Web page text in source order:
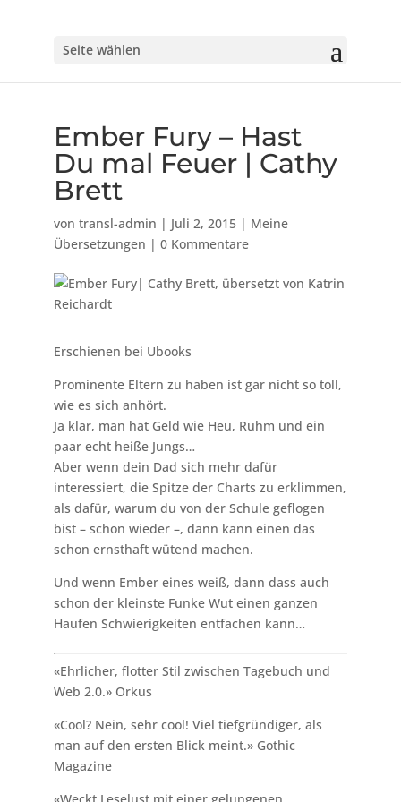
Seite wählen
Ember Fury – Hast
Du mal Feuer | Cathy
Brett
von transl-admin | Juli 2, 2015| Meine
Übersetzungen | 0 Kommentare
Erschienen bei Ubooks
Prominente Eltern zu haben ist gar nicht so toll,
wie es sich anhört.
Ja klar, man hat Geld wie Heu, Ruhm und ein
paar echt heiße Jungs…
Aber wenn dein Dad sich mehr dafür
interessiert, die Spitze der Charts zu erklimmen,
als dafür, warum du von der Schule geflogen
bist – schon wieder –, dann kann einen das
schon ernsthaft wütend machen.
Und wenn Ember eines weiß, dann dass auch
schon der kleinste Funke Wut einen ganzen
Haufen Schwierigkeiten entfachen kann…
«Ehrlicher, flotter Stil zwischen Tagebuch und
Web 2.0.» Orkus
«Cool? Nein, sehr cool! Viel tiefgründiger, als
man auf den ersten Blick meint.» Gothic
Magazine